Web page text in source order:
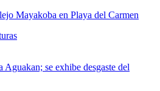
Mayakoba en Playa del Carmen
Aguakan; se exhibe desgaste del